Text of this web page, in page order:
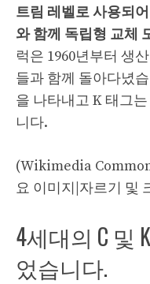
트림 레벨로 사용되
와 함께 독립형 교체
럭은 1960년부터 생
들과 함께 돌아다녔
을 나타내고 K 태그
니다.
(Wikimedia
요 이미지|자르기 및
4세대의 C 및
었습니다.